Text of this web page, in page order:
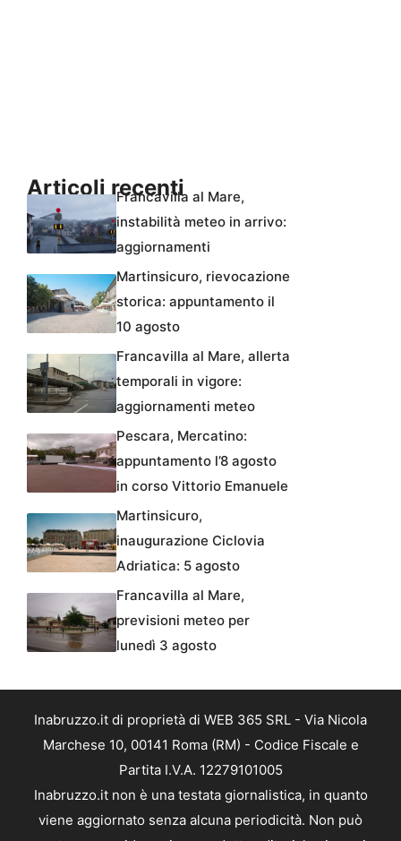
Articoli recenti
Francavilla al Mare,
instabilità meteo in arrivo:
aggiornamenti
Martinsicuro, rievocazione
storica: appuntamento il
10 agosto
Francavilla al Mare, allerta
temporali in vigore:
aggiornamenti meteo
Pescara, Mercatino:
appuntamento l’8 agosto
in corso Vittorio Emanuele
Martinsicuro,
inaugurazione Ciclovia
Adriatica: 5 agosto
Francavilla al Mare,
previsioni meteo per
lunedì 3 agosto
Inabruzzo.it di proprietà di WEB 365 SRL - Via Nicola
Marchese 10, 00141 Roma (RM) - Codice Fiscale e
Partita I.V.A. 12279101005
Inabruzzo.it non è una testata giornalistica, in quanto
viene aggiornato senza alcuna periodicità. Non può